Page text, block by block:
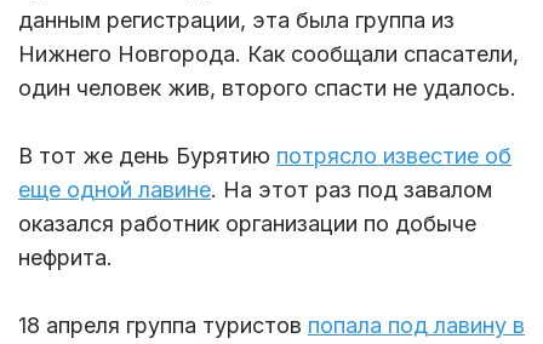
данным регистрации, эта была группа из
Нижнего Новгорода. Как сообщали спасатели,
один человек жив, второго спасти не удалось.
В тот же день Бурятию потрясло известие об
еще одной лавине. На этот раз под завалом
оказался работник организации по добыче
нефрита.
18 апреля группа туристов попала под лавину в